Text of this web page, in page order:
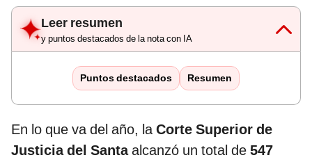
Leer resumen
y puntos destacados de la nota con IA
Puntos destacados Resumen
En lo que va del año, laCorte Superior de
Justicia del Santaalcanzó un total de 547